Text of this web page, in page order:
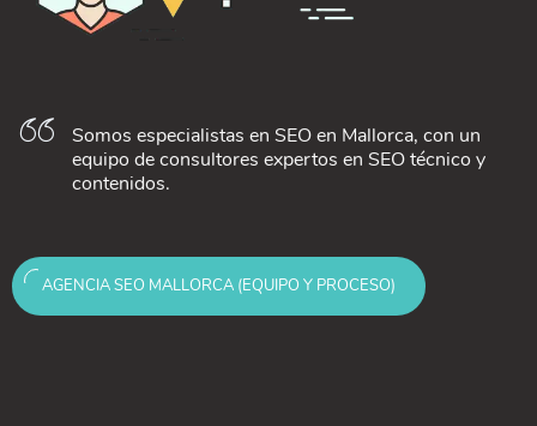
Somos especialistas en SEO en Mallorca, con un
equipo de consultores expertos en SEO técnico y
contenidos.
AGENCIA SEO MALLORCA (EQUIPO Y PROCESO)